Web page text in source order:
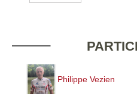
Philippe Vezien